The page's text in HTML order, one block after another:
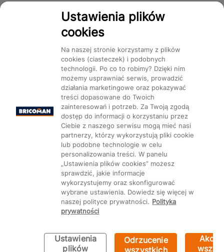
Ustawienia plików
cookies
Na naszej stronie korzystamy z plików
cookies (ciasteczek) i podobnych
technologii. Po co to robimy? Dzięki nim
możemy usprawniać serwis, prowadzić
działania marketingowe oraz pokazywać
treści dopasowane do Twoich
zainteresowań i potrzeb. Za Twoją zgodą
dostęp do informacji o korzystaniu przez
Ciebie z naszego serwisu mogą mieć nasi
partnerzy, którzy wykorzystują pliki cookie
lub podobne technologie w celu
personalizowania treści. W panelu
„Ustawienia plików cookies” możesz
sprawdzić, jakie informacje
wykorzystujemy oraz skonfigurować
wybrane ustawienia. Dowiedz się więcej w
naszej polityce prywatności. Polityka
prywatności
Ustawienia
plików
Odrzucenie
wszystkich